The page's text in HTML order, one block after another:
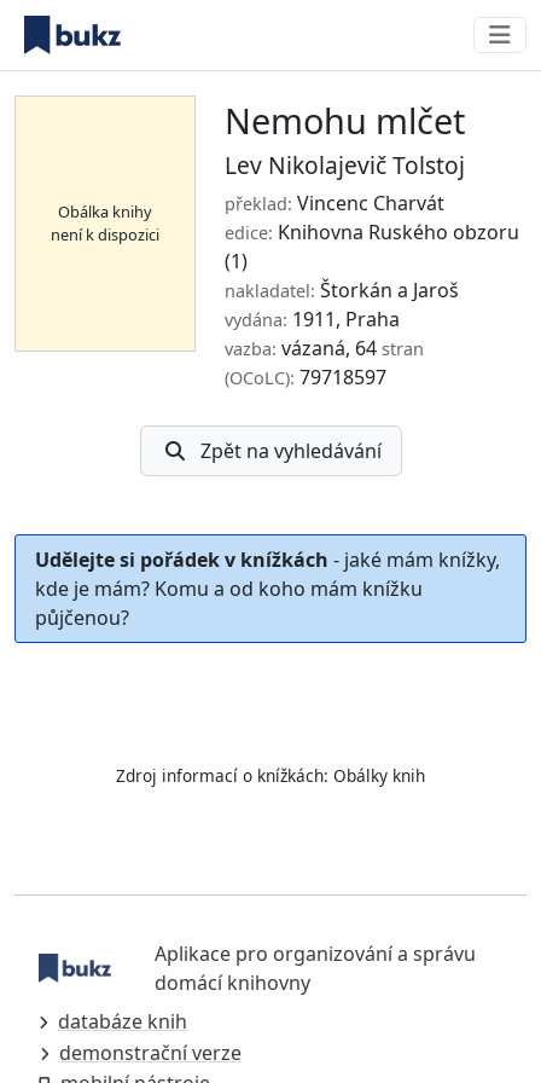
Obálka knihy
není k dispozici
Nemohu mlčet
Lev Nikolajevič Tolstoj
překlad: Vincenc Charvát
edice: Knihovna Ruského obzoru
(1)
nakladatel: Štorkán a Jaroš
vydána: 1911, Praha
vazba: vázaná, 64 stran
(OCoLC): 79718597
Zpět na vyhledávání
Udělejte si pořádek v knížkách - jaké mám knížky,
kde je mám? Komu a od koho mám knížku
půjčenou?
Zdroj informací o knížkách: Obálky knih
Aplikace pro organizování a správu
domácí knihovny
databáze knih
demonstrační verze